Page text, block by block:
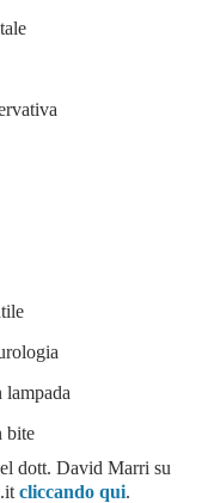
lampada
bite
dott. David Marri su
cliccando qui.